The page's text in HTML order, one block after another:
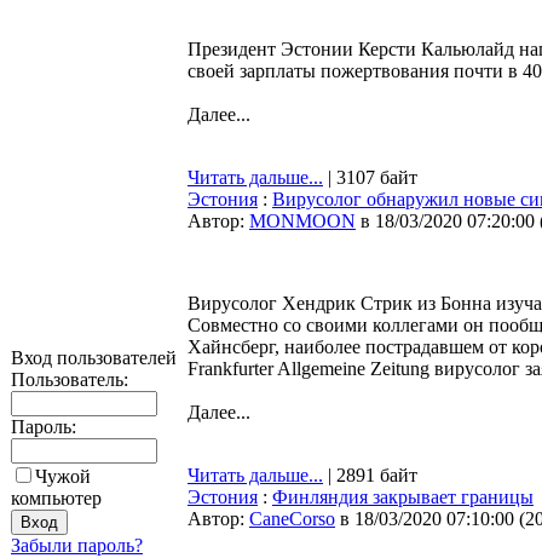
Вход пользователей
Пользователь:
Пароль:
Чужой
компьютер
Забыли пароль?
Президент Эстонии Керсти Кальюлайд
своей зарплаты пожертвования почти в
Далее...
Читать дальше... | 3107 байт
Эстония : Вирусолог обнаружил новые
Автор: MONMOON в 18/03/2020 07:20:00
Вирусолог Хендрик Стрик из Бонна
Совместно со своими коллегами он
Хайнсберг, наиболее пострадавшем от
Frankfurter Allgemeine Zeitung
Далее...
Читать дальше... | 2891 байт
Эстония : Финляндия закрывает границы
Автор: CaneCorso в 18/03/2020 07:10:00 (